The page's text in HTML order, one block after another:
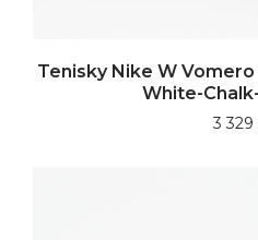
Tenisky Nike W
White-
3 329